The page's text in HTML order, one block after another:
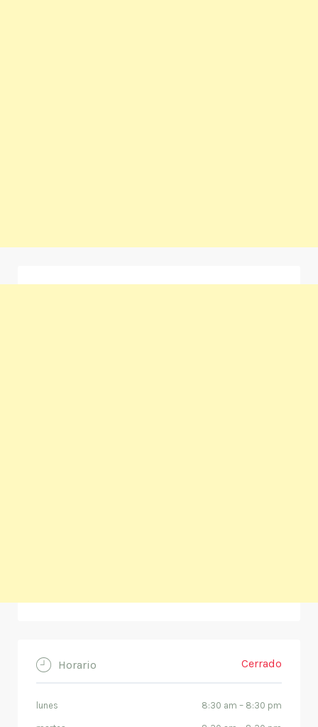
Horario Cerrado
lunes 8:30 am – 8:30 pm